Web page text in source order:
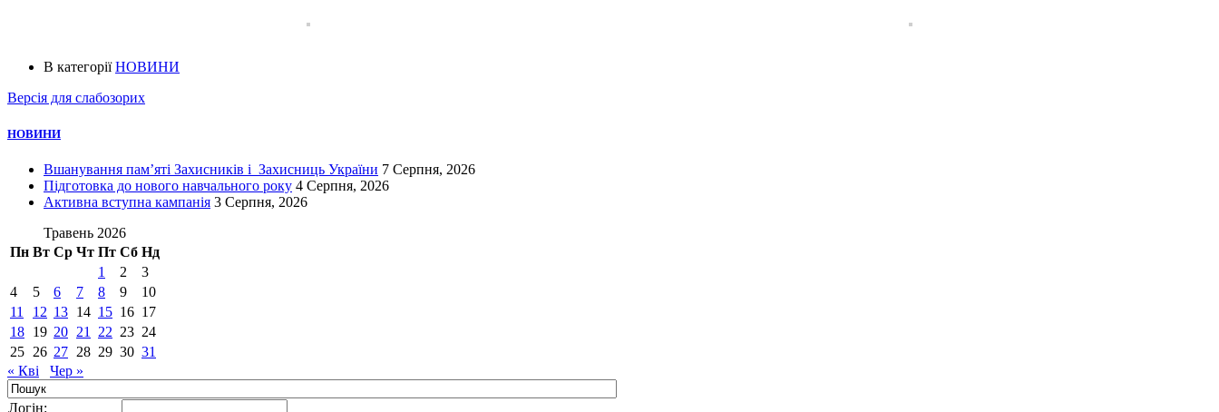
В категоріїНОВИНИ
Версія для слабозорих
НОВИНИ
Вшанування пам’яті Захисників і Захисниць України 7 Серпня, 2026
Підготовка до нового навчального року 4 Серпня, 2026
Активна вступна кампанія 3 Серпня, 2026
Травень 2026
Пн Вт Ср Чт Пт Сб Нд
1
2
3
4
5 6 7 8 9
10
11
12 13 14 15 16 17
18 19 20 21 22 23 24
25 26 27 28 29 30 31
« Кві
Чер »
Логiн: